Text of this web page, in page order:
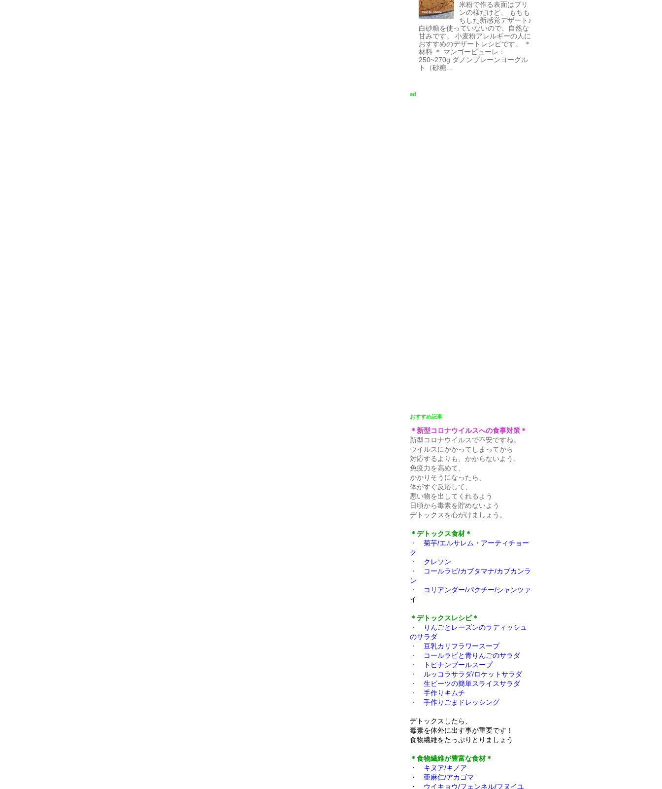
米粉で作る表面はプリ
ンの様だけど、 もちも
ちした新感覚デザート♪
白砂糖を使っていないので、自然な
甘みです。 小麦粉アレルギーの人に
おすすめのデザートレシピです。 ＊
材料 ＊ マンゴーピューレ：
250~270g ダノンプレーンヨーグル
ト（砂糖...
ad
おすすめ記事
＊新型コロナウイルスへの食事対策＊
新型コロナウイルスで不安ですね。
ウイルスにかかってしまってから
対応するよりも、かからないよう、
免疫力を高めて、
かかりそうになったら、
体がすぐ反応して、
悪い物を出してくれるよう
日頃から毒素を貯めないよう
デトックスを心がけましょう。
＊デトックス食材＊
・ 菊芋/エルサレム・アーティチョー
ク
・ クレソン
・
コールラビ/カブタマナ/カブカンラ
ン
・
コリアンダー/パクチー/シャンツァ
イ
＊デトックスレシピ＊
・
りんごとレーズンのラディッシュ
のサラダ
・ 豆乳カリフラワースープ
・
コールラビと青りんごのサラダ
・
トピナンブールスープ
・
ルッコラサラダ/ロケットサラダ
・ 生ビーツの簡単スライスサラダ
・ 手作りキムチ
・ 手作りごまドレッシング
デトックスしたら、
毒素を体外に出す事が重要です！
食物繊維をたっぷりとりましょう
＊食物繊維が豊富な食材＊
・ キヌア/キノア
・ 亜麻仁/アカゴマ
・ ウイキョウ/フェンネル/フヌイユ